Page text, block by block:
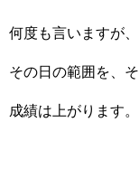
何度も言いますが
その日の範囲を、
成績は上がります。